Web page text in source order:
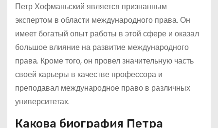
Петр Хофманьский является признанным
экспертом в области международного права. Он
имеет богатый опыт работы в этой сфере и оказал
большое влияние на развитие международного
права. Кроме того, он провел значительную часть
своей карьеры в качестве профессора и
преподавал международное право в различных
университетах.
Какова биография Петра